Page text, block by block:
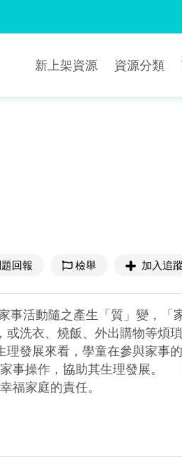
新上架資源 資源分類
回報 檢舉 加入追蹤
洗衣、燒飯、外出購物等煩
發展來看，學童在參與家事
事操作，協助其生理發展。
福家庭的責任。